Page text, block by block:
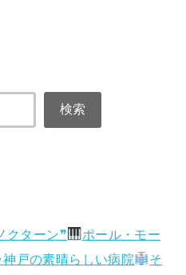
検索
クターン❞
ポール・モー
戸の素晴らしい病院
そ